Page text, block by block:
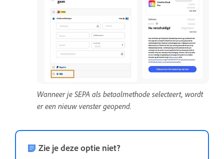
Wanneer je SEPA als betaalmethode selecteert, wordt
er een nieuw venster geopend.
Zie je deze optie niet?